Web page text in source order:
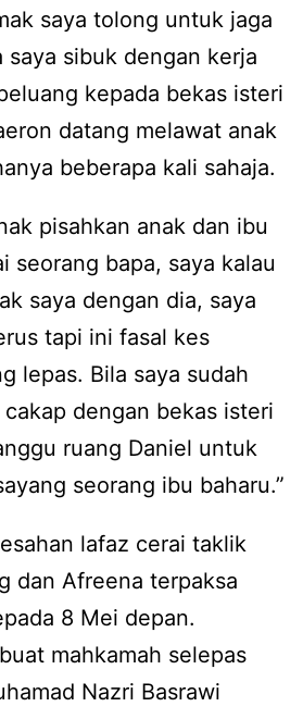
saya tolong untuk jaga
saya sibuk dengan kerja
kepada bekas isteri
datang melawat anak
beberapa kali sahaja.
pisahkan anak dan ibu
seorang bapa, saya kalau
saya dengan dia, saya
tapi ini fasal kes
lepas. Bila saya sudah
dengan bekas isteri
ruang Daniel untuk
seorang ibu baharu.”
lafaz cerai taklik
dan Afreena terpaksa
8 Mei depan.
mahkamah selepas
Nazri Basrawi